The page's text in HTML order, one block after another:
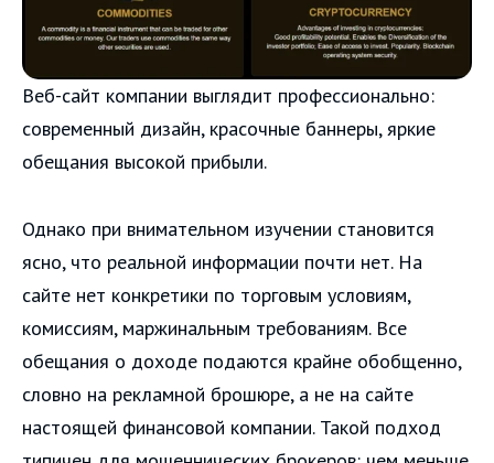
Веб-сайт компании выглядит профессионально:
современный дизайн, красочные баннеры, яркие
обещания высокой прибыли.
Однако при внимательном изучении становится
ясно, что реальной информации почти нет. На
сайте нет конкретики по торговым условиям,
комиссиям, маржинальным требованиям. Все
обещания о доходе подаются крайне обобщенно,
словно на рекламной брошюре, а не на сайте
настоящей финансовой компании. Такой подход